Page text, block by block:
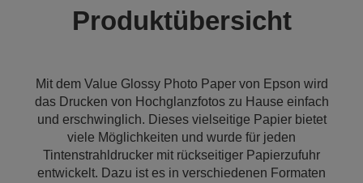
Produktübersicht
Mit dem Value Glossy Photo Paper von Epson wird
das Drucken von Hochglanzfotos zu Hause einfach
und erschwinglich. Dieses vielseitige Papier bietet
viele Möglichkeiten und wurde für jeden
Tintenstrahldrucker mit rückseitiger Papierzufuhr
entwickelt. Dazu ist es in verschiedenen Formaten